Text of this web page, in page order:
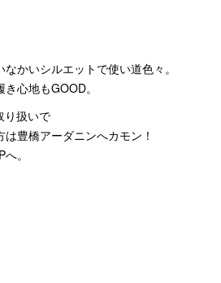
かいシルエットで使い道色々。
心地もGOOD。
り扱いで
豊橋アーダニンへカモン！
。